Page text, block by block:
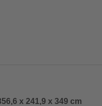
x 241,9 x 349 cm